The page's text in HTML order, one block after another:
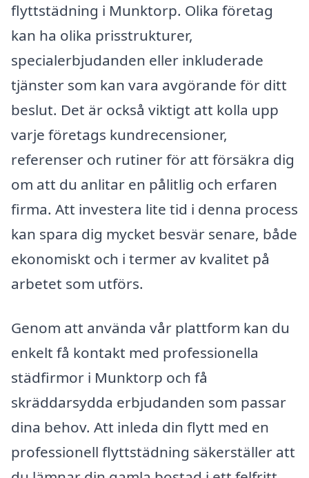
flyttstädning i Munktorp. Olika företag
kan ha olika prisstrukturer,
specialerbjudanden eller inkluderade
tjänster som kan vara avgörande för ditt
beslut. Det är också viktigt att kolla upp
varje företags kundrecensioner,
referenser och rutiner för att försäkra dig
om att du anlitar en pålitlig och erfaren
firma. Att investera lite tid i denna process
kan spara dig mycket besvär senare, både
ekonomiskt och i termer av kvalitet på
arbetet som utförs.
Genom att använda vår plattform kan du
enkelt få kontakt med professionella
städfirmor i Munktorp och få
skräddarsydda erbjudanden som passar
dina behov. Att inleda din flytt med en
professionell flyttstädning säkerställer att